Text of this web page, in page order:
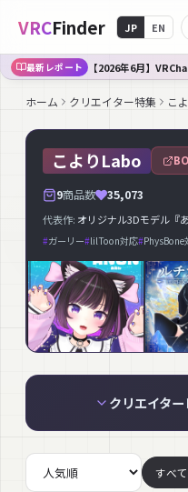
VRCFinder JP EN
最新レポート
ホーム クリエイター特集 こ
こよりLabo
9商品数 35,073
代表作: オリジナル3Dモデル『
#ガーリー#lilToon対応#PhysBone
クリエイタ
すべて